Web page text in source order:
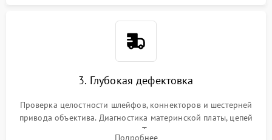
3. Глубокая дефектовка
Проверка целостности шлейфов, коннекторов и шестерней
привода объектива. Диагностика материнской платы, цепей
питания и картоприемника. Тестирование механизма
Подробнее